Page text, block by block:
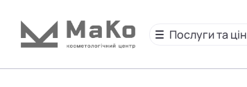
Послуги та